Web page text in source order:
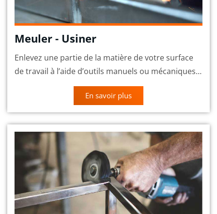
Meuler - Usiner
Enlevez une partie de la matière de votre surface
de travail à l’aide d’outils manuels ou mécaniques…
En savoir plus